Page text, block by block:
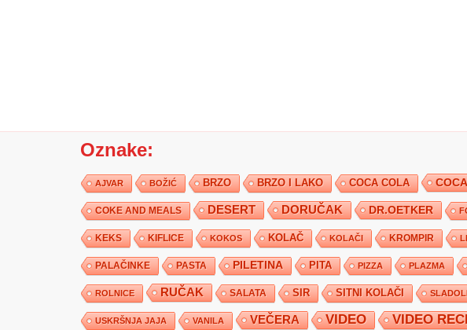
Oznake:
AJVAR BOŽIĆ BRZO BRZO I LAKO COCA COLA
COKE AND MEALS DESERT DORUČAK DR.OETKER
KEKS KIFLICE KOKOS KOLAČ KOLAČI KROMPIR
PALAČINKE PASTA PILETINA PITA PIZZA PLAZMA
ROLNICE RUČAK SALATA SIR SITNI KOLAČI
USKRŠNJA JAJA VANILA VEČERA VIDEO VIDEO